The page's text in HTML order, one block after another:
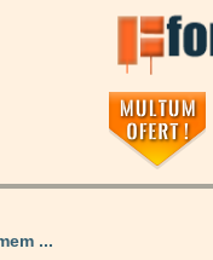
...